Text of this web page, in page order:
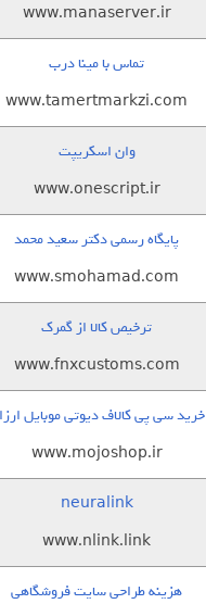
www.manaserver.ir
تماس با مینا درب
www.tamertmarkzi.com
وان اسکریپت
www.onescript.ir
پایگاه رسمی دکتر سعید محمد
www.smohamad.com
ترخیص کالا از گمرک
www.fnxcustoms.com
خرید سی پی کالاف دیوتی موبایل
www.mojoshop.ir
neuralink
www.nlink.link
هزینه طراحی سایت فروشگاهی